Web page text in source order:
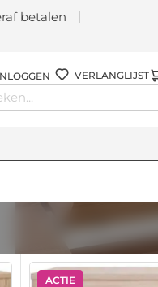
betalen
VERLANGLIJST
ACTIE